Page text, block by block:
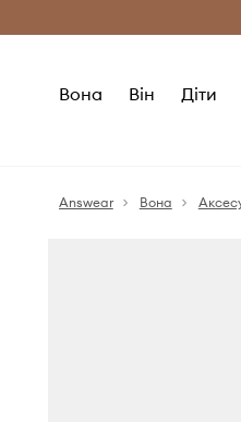
Вона Він Діти
Answear Вона